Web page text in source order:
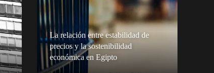
La relación entre estabilidad de
precios y la sostenibilidad
económica en Egipto